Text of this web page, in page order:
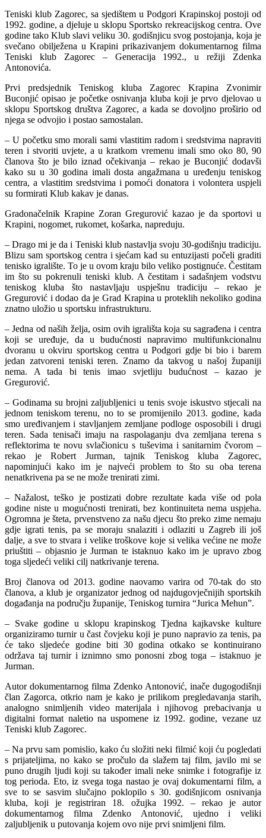
Teniski klub Zagorec, sa sjedištem u Podgori Krapinskoj postoji od
1992. godine, a djeluje u sklopu Sportsko rekreacijskog centra. Ove
godine tako Klub slavi veliku 30. godišnjicu svog postojanja, koja je
svečano obilježena u Krapini prikazivanjem dokumentarnog filma
Teniski klub Zagorec – Generacija 1992., u režiji Zdenka
Antonovića.
Prvi predsjednik Teniskog kluba Zagorec Krapina Zvonimir
Buconjić opisao je početke osnivanja kluba koji je prvo djelovao u
sklopu Sportskog društva Zagorec, a kada se dovoljno proširio od
njega se odvojio i postao samostalan.
– U početku smo morali sami vlastitim radom i sredstvima napraviti
teren i stvoriti uvjete, a u kratkom vremenu imali smo oko 80, 90
članova što je bilo iznad očekivanja – rekao je Buconjić dodavši
kako su u 30 godina imali dosta angažmana u uređenju teniskog
centra, a vlastitim sredstvima i pomoći donatora i volontera uspjeli
su formirati Klub kakav je danas.
Gradonačelnik Krapine Zoran Gregurović kazao je da sportovi u
Krapini, nogomet, rukomet, košarka, napreduju.
– Drago mi je da i Teniski klub nastavlja svoju 30-godišnju tradiciju.
Blizu sam sportskog centra i sjećam kad su entuzijasti počeli graditi
tenisko igralište. To je u ovom kraju bilo veliko postignuće. Čestitam
im što su pokrenuli teniski klub. A čestitam i sadašnjem vodstvu
teniskog kluba što nastavljaju uspješnu tradiciju – rekao je
Gregurović i dodao da je Grad Krapina u proteklih nekoliko godina
znatno uložio u sportsku infrastrukturu.
– Jedna od naših želja, osim ovih igrališta koja su sagrađena i centra
koji se uređuje, da u budućnosti napravimo multifunkcionalnu
dvoranu u okviru sportskog centra u Podgori gdje bi bio i barem
jedan zatvoreni teniski teren. Znamo da takvog u našoj županiji
nema. A tada bi tenis imao svjetliju budućnost – kazao je
Gregurović.
– Godinama su brojni zaljubljenici u tenis svoje iskustvo stjecali na
jednom teniskom terenu, no to se promijenilo 2013. godine, kada
smo uređivanjem i stavljanjem zemljane podloge osposobili i drugi
teren. Sada tenisači imaju na raspolaganju dva zemljana terena s
reflektorima te novu svlačionicu s tuševima i sanitarnim čvorom –
rekao je Robert Jurman, tajnik Teniskog kluba Zagorec,
napominjući kako im je najveći problem to što su oba terena
nenatkrivena pa se ne može trenirati zimi.
– Nažalost, teško je postizati dobre rezultate kada više od pola
godine niste u mogućnosti trenirati, bez kontinuiteta nema uspjeha.
Ogromna je šteta, prvenstveno za našu djecu što preko zime nemaju
gdje igrati tenis, pa se moraju snalaziti i odlaziti u Zagreb ili još
dalje, a sve to stvara i velike troškove koje si velika većine ne može
priuštiti – objasnio je Jurman te istaknuo kako im je upravo zbog
toga sljedeći veliki cilj natkrivanje terena.
Broj članova od 2013. godine naovamo varira od 70-tak do sto
članova, a klub je organizator jednog od najdugovječnijih sportskih
događanja na području županije, Teniskog turnira “Jurica Mehun”.
– Svake godine u sklopu krapinskog Tjedna kajkavske kulture
organiziramo turnir u čast čovjeku koji je puno napravio za tenis, pa
će tako sljedeće godine biti 30 godina otkako se kontinuirano
održava taj turnir i iznimno smo ponosni zbog toga – istaknuo je
Jurman.
Autor dokumentarnog filma Zdenko Antonović, inače dugogodišnji
član Zagorca, otkrio nam je kako je prilikom pregledavanja starih,
analogno snimljenih video materijala i njihovog prebacivanja u
digitalni format naletio na uspomene iz 1992. godine, vezane uz
Teniski klub Zagorec.
– Na prvu sam pomislio, kako ću složiti neki filmić koji ću pogledati
s prijateljima, no kako se pročulo da slažem taj film, javilo mi se
puno drugih ljudi koji su također imali neke snimke i fotografije iz
tog perioda. Eto, iz svega toga nastao je ovaj dokumentarni film, a
sve to se sasvim slučajno poklopilo s 30. godišnjicom osnivanja
kluba, koji je registriran 18. ožujka 1992. – rekao je autor
dokumentarnog filma Zdenko Antonović, ujedno i veliki
zaljubljenik u putovanja kojem ovo nije prvi snimljeni film.